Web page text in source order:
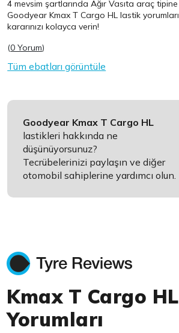
4 mevsim şartlarında Ağır Vasıta araç
Goodyear Kmax T Cargo HL lastik
kararınızı kolayca verin!
(0 Yorum)
Tüm ebatları görüntüle
Goodyear Kmax T Cargo HL
lastikleri hakkında ne
düşünüyorsunuz?
Tecrübelerinizi paylaşın ve diğer
otomobil sahiplerine yardımcı olun.
Kmax T Cargo
Yorumları